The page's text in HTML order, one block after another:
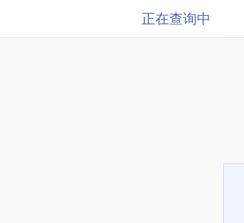
正在查询中